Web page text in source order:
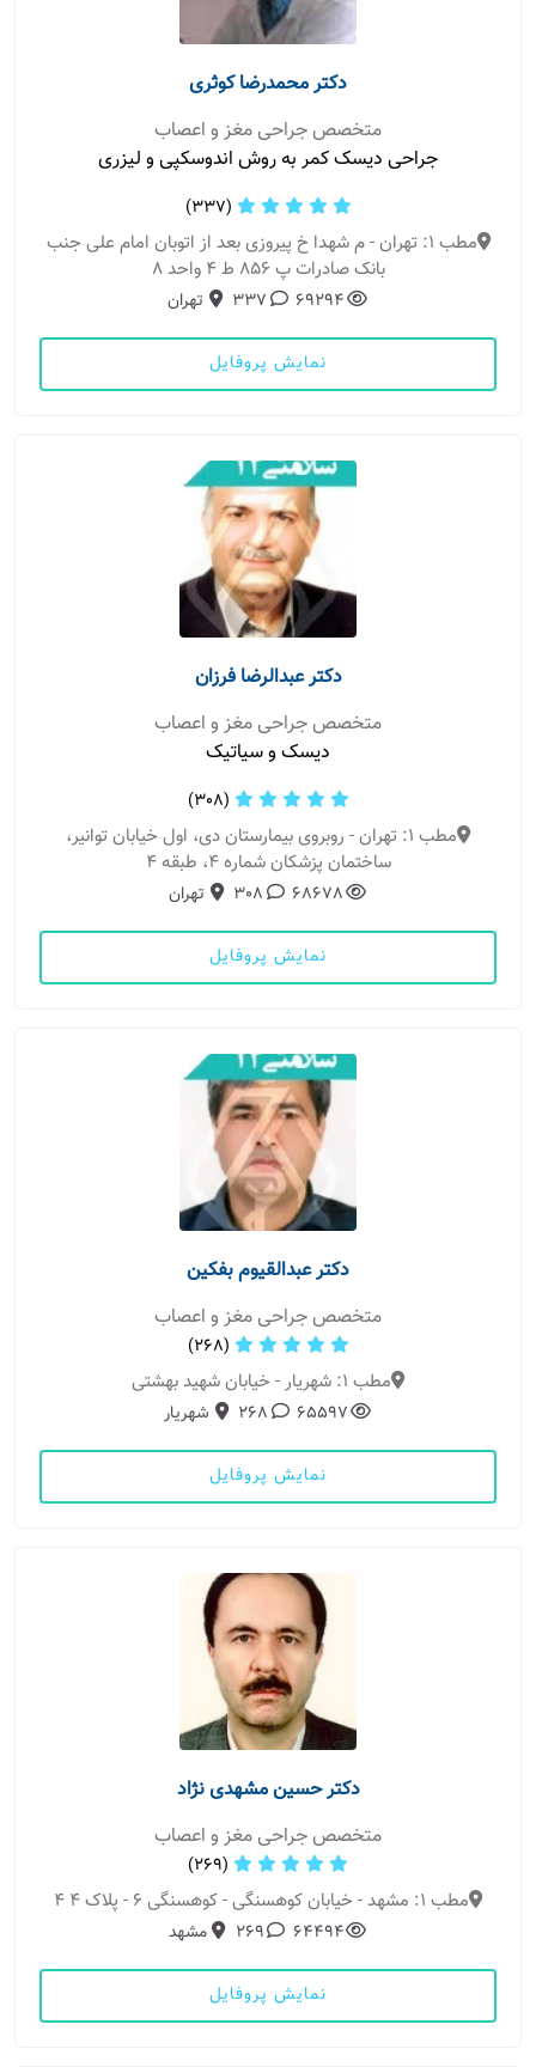
دکتر محمدرضا کوثری
متخصص جراحی مغز و اعصاب
جراحی دیسک کمر به روش اندوسکپی و لیزری
(337)
مطب 1: تهران - م شهدا خ پیروزی بعد از اتوبان امام علی جنب
بانک صادرات پ 856 ط 4 واحد 8
69294
337 تهران
نمایش پروفایل
دکتر عبدالرضا فرزان
متخصص جراحی مغز و اعصاب
دیسک و سیاتیک
(308)
مطب 1: تهران - روبروی بیمارستان دی، اول خیابان توانیر،
ساختمان پزشکان شماره 4، طبقه 4
68678
308 تهران
نمایش پروفایل
دکتر عبدالقیوم بفکین
متخصص جراحی مغز و اعصاب
(268)
مطب 1: شهریار - خیابان شهید بهشتی
65597
268 شهریار
نمایش پروفایل
دکتر حسین مشهدی نژاد
متخصص جراحی مغز و اعصاب
(269)
مطب 1: مشهد - خیابان کوهسنگی - کوهسنگی 6 - پلاک 4 4
64494
269 مشهد
نمایش پروفایل